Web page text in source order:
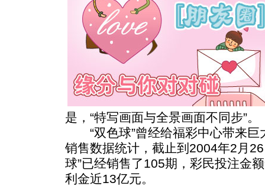
是，“特写画面与全景画面不同步”。
“双色球”曾经给福彩中心带来巨
销售数据统计，截止到2004年2月
球”已经销售了105期，彩民投注金
利金近13亿元。